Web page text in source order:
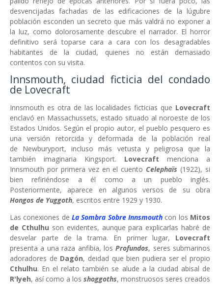
desvencijadas fachadas de las edificaciones de la lúgubre
población esconden un secreto que más valdrá no exponer a
la luz, como dolorosamente descubre el narrador. El horror
definitivo será toparse cara a cara con los desagradables
habitantes de la ciudad, quienes no están demasiado
contentos con su visita.
Innsmouth, ciudad ficticia del condado
de Lovecraft
Innsmouth es otra de las localidades ficticias que Lovecraft
enclavó en Massachussets, estado situado al noroeste de los
Estados Unidos. Según el propio autor, el pueblo pesquero es
una versión retorcida y deformada de la población real
de Newburyport, incluso más vetusta y peligrosa que la
también imaginaria Kingsport. Lovecraft menciona a
Innsmouth por primera vez en el cuento Celephaïs (1922), si
bien refiriéndose a él como a un pueblo inglés.
Posteriormente, aparece en algunos versos de su obra
Hongos de Yuggoth, escritos entre 1929 y 1930.
Las conexiones de La Sombra Sobre Innsmouth con los Mitos
de Cthulhu son evidentes, aunque para explicarlas habré de
desvelar parte de la trama. En primer lugar, Lovecraft
presenta a una raza anfibia, losProfundos, seres submarinos
adoradores de Dagón, deidad que bien pudiera ser el propio
Cthulhu. En el relato también se alude a la ciudad abisal de
R'lyeh, así como a los shoggoths, monstruosos seres creados